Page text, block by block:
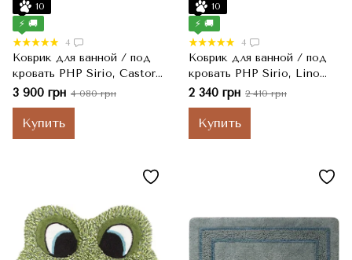
10
⚡ 🚚
4
Коврик для ванной / под
кровать PHP Sirio, Castoro
Коричневый, 65x150 см
3 900 грн 4 080 грн
Купить
10
⚡ 🚚
4
Коврик для ванной / под
кровать PHP Sirio, Lino
Темно-бежевый, 55x130 см
2 340 грн 2 410 грн
Купить